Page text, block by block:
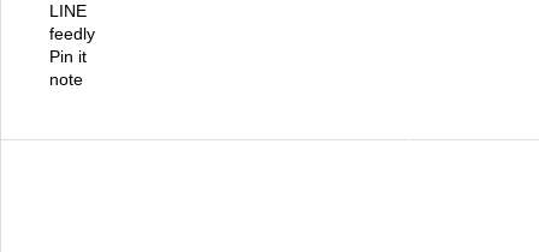
LINE
feedly
Pin it
note